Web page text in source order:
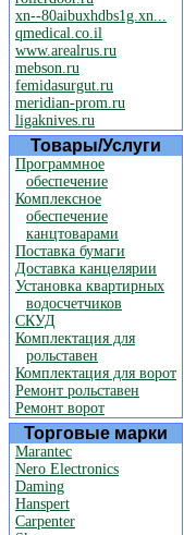
xn--80aibuxhdbs1g.xn...
qmedical.co.il
www.arealrus.ru
mebson.ru
femidasurgut.ru
meridian-prom.ru
ligaknives.ru
Товары/Услуги
Программное
обеспечение
Комплексное
обеспечение
канцтоварами
Поставка бумаги
Доставка канцелярии
Установка квартирных
водосчетчиков
СКУД
Комплектация для
рольставен
Комплектация для ворот
Ремонт рольставен
Ремонт ворот
Торговые марки
Marantec
Nero Electronics
Daming
Hanspert
Carpenter